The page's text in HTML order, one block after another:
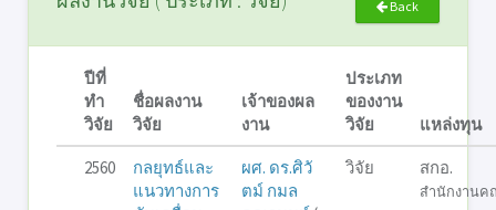
Back
ปีที่
ทำ
วิจัย
ชื่อผลงาน
วิจัย
เจ้าของผล
งาน
ประเภท
ของงาน
วิจัย
แหล่งทุน
2560
กลยุทธ์และ
แนวทางการ
ผศ. ดร.ศิวั
ตม์ กมล
วิจัย สกอ.
สำนักงานค